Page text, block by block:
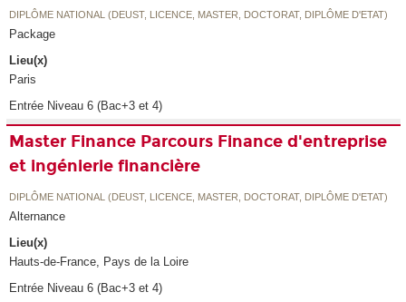
DIPLÔME NATIONAL (DEUST, LICENCE, MASTER, DOCTORAT, DIPLÔME D'ETAT)
Package
Lieu(x)
Paris
Entrée Niveau 6 (Bac+3 et 4)
Master Finance Parcours Finance d'entreprise
et ingénierie financière
DIPLÔME NATIONAL (DEUST, LICENCE, MASTER, DOCTORAT, DIPLÔME D'ETAT)
Alternance
Lieu(x)
Hauts-de-France, Pays de la Loire
Entrée Niveau 6 (Bac+3 et 4)